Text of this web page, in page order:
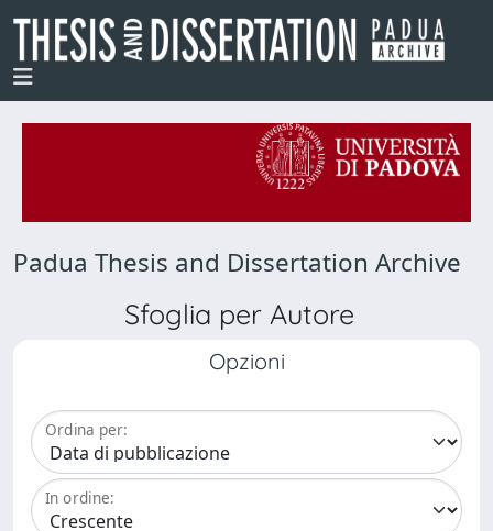
Padua Thesis and Dissertation Archive
Sfoglia per Autore
Opzioni
Ordina per:
In ordine: